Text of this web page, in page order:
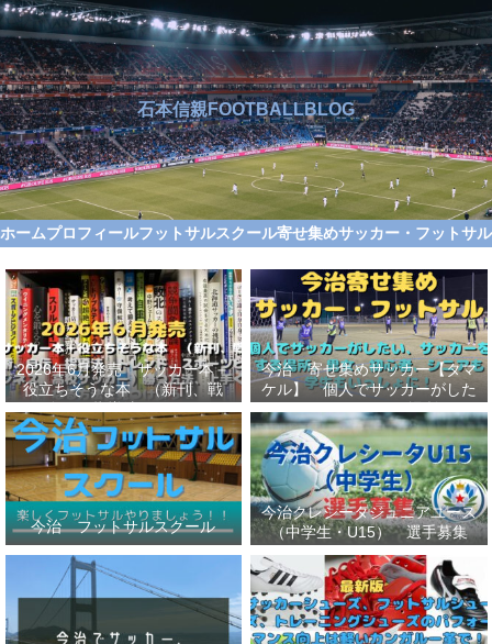
石本信親FOOTBALLBLOG
ホームプロフィールフットサルスクール寄せ集めサッカー・フット
2026年6月発売 サッカー本＋
役立ちそうな本 （新刊、戦
術、自伝、指導法、トレンド、
スポーツビジネス、高校サッカ
ー）勝つ方法、上手くなる方法
を見つけよう！
今治 寄せ集めサッカー【タマ
ケル】 個人でサッカーがした
い、サッカーをする場所、男
女、初心者、シニアも学生もい
っしょに！【タマケル】
今治 フットサルスクール
今治クレシータジュニアユース
（中学生・U15） 選手募集